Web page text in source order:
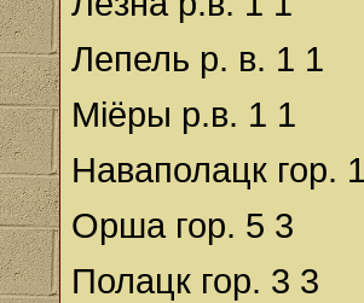
Лепель р. в. 1 1
Міёры р.в. 1 1
Наваполацк гор.
Орша гор. 5 3
Полацк гор. 3 3